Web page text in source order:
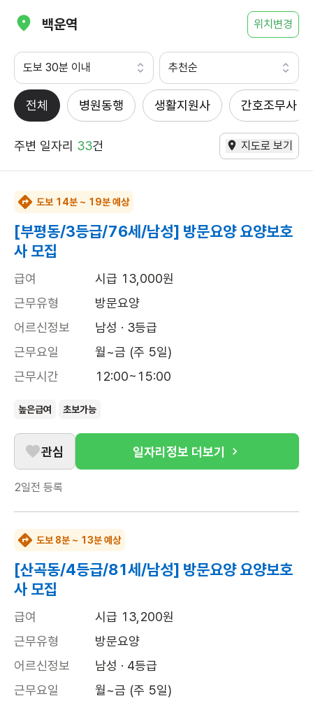
백운역 위치변경
도보 30분 이내 추천순
전체 병원동행 생활지원사 간호조무사
주변 일자리 33건 지도로 보기
도보 14분 ~ 19분 예상
[부평동/3등급/76세/남성] 방문요양 요양보호
사 모집
급여
시급 13,000원
근무유형
방문요양
어르신정보
남성 · 3등급
근무요일
월~금 (주 5일)
근무시간
12:00~15:00
높은급여 초보가능
관심 일자리정보 더보기
2일전 등록
도보 8분 ~ 13분 예상
[산곡동/4등급/81세/남성] 방문요양 요양보호
사 모집
급여
시급 13,200원
근무유형
방문요양
어르신정보
남성 · 4등급
근무요일
월~금 (주 5일)